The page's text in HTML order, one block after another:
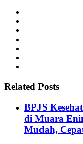
Related Posts
BPJS
di Muara
Mudah,